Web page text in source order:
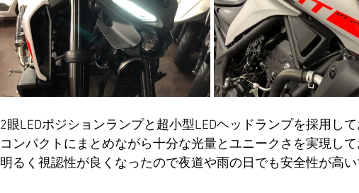
2眼LEDポジションランプと超小型LEDヘッドランプを採用して
コンパクトにまとめながら十分な光量とユニークさを実現し
明るく視認性が良くなったので夜道や雨の日でも安全性が高い